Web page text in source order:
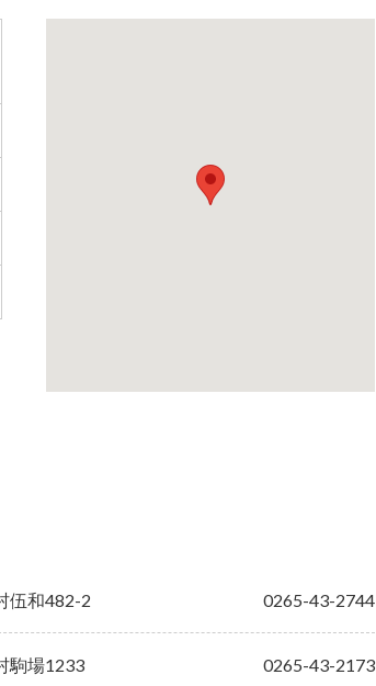
伍和482-2 0265-43-2744
駒場1233 0265-43-2173